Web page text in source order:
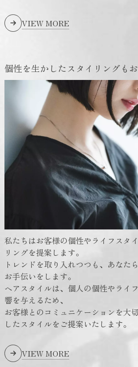
VIEW MORE
個性を生かしたスタイリングも
私たちはお客様の個性やライフスタ
リングを提案します。
トレンドを取り入れつつも、あなた
お手伝いをします。
ヘアスタイルは、個人の個性やライ
響を与えるため、
お客様とのコミュニケーションを大
したスタイルをご提案いたします。
VIEW MORE